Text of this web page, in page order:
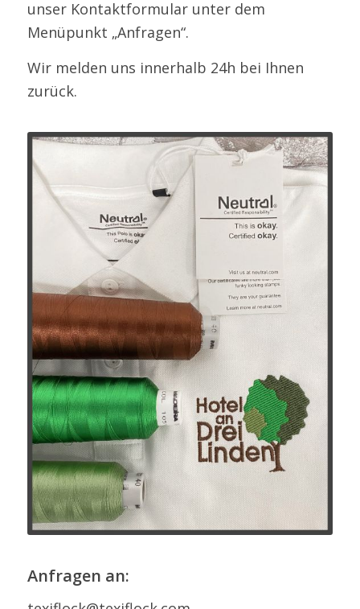
unser Kontaktformular unter dem
Menüpunkt „Anfragen“.
Wir melden uns innerhalb 24h bei Ihnen
zurück.
Anfragen an: